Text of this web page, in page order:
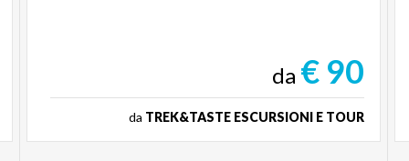
da € 90
da TREK&TASTE ESCURSIONI E TOUR